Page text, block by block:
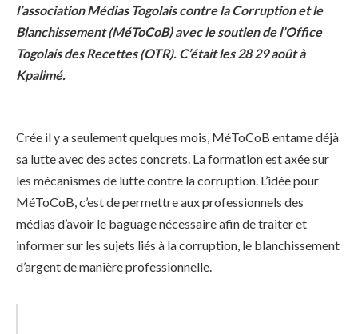
l’association Médias Togolais contre la Corruption et le
Blanchissement (MéToCoB) avec le soutien de l’Office
Togolais des Recettes (OTR). C’était les 28 29 août à
Kpalimé.
Crée il y a seulement quelques mois, MéToCoB entame déjà
sa lutte avec des actes concrets. La formation est axée sur
les mécanismes de lutte contre la corruption. L’idée pour
MéToCoB, c’est de permettre aux professionnels des
médias d’avoir le baguage nécessaire afin de traiter et
informer sur les sujets liés à la corruption, le blanchissement
d’argent de manière professionnelle.